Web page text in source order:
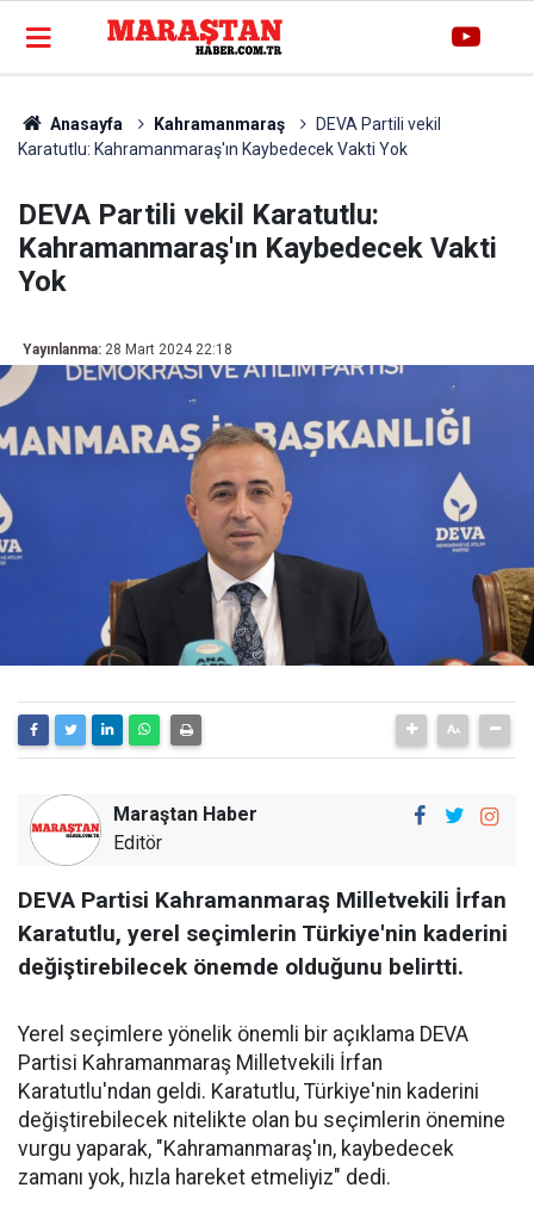
Anasayfa Kahramanmaraş
DEVA Partili vekil
Karatutlu: Kahramanmaraş'ın Kaybedecek Vakti Yok
DEVA Partili vekil Karatutlu:
Kahramanmaraş'ın Kaybedecek Vakti
Yok
Yayınlanma: 28 Mart 2024 22:18
Maraştan Haber
Editör
DEVA Partisi Kahramanmaraş Milletvekili İrfan
Karatutlu, yerel seçimlerin Türkiye'nin kaderini
değiştirebilecek önemde olduğunu belirtti.
Yerel seçimlere yönelik önemli bir açıklama DEVA
Partisi Kahramanmaraş Milletvekili İrfan
Karatutlu'ndan geldi. Karatutlu, Türkiye'nin kaderini
değiştirebilecek nitelikte olan bu seçimlerin önemine
vurgu yaparak, "Kahramanmaraş'ın, kaybedecek
zamanı yok, hızla hareket etmeliyiz" dedi.